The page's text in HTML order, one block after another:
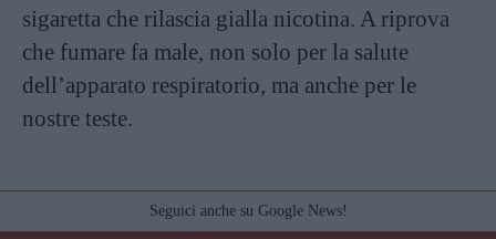
sigaretta che rilascia gialla nicotina. A riprova
che fumare fa male, non solo per la salute
dell’apparato respiratorio, ma anche per le
nostre teste.
Seguici anche su Google News!